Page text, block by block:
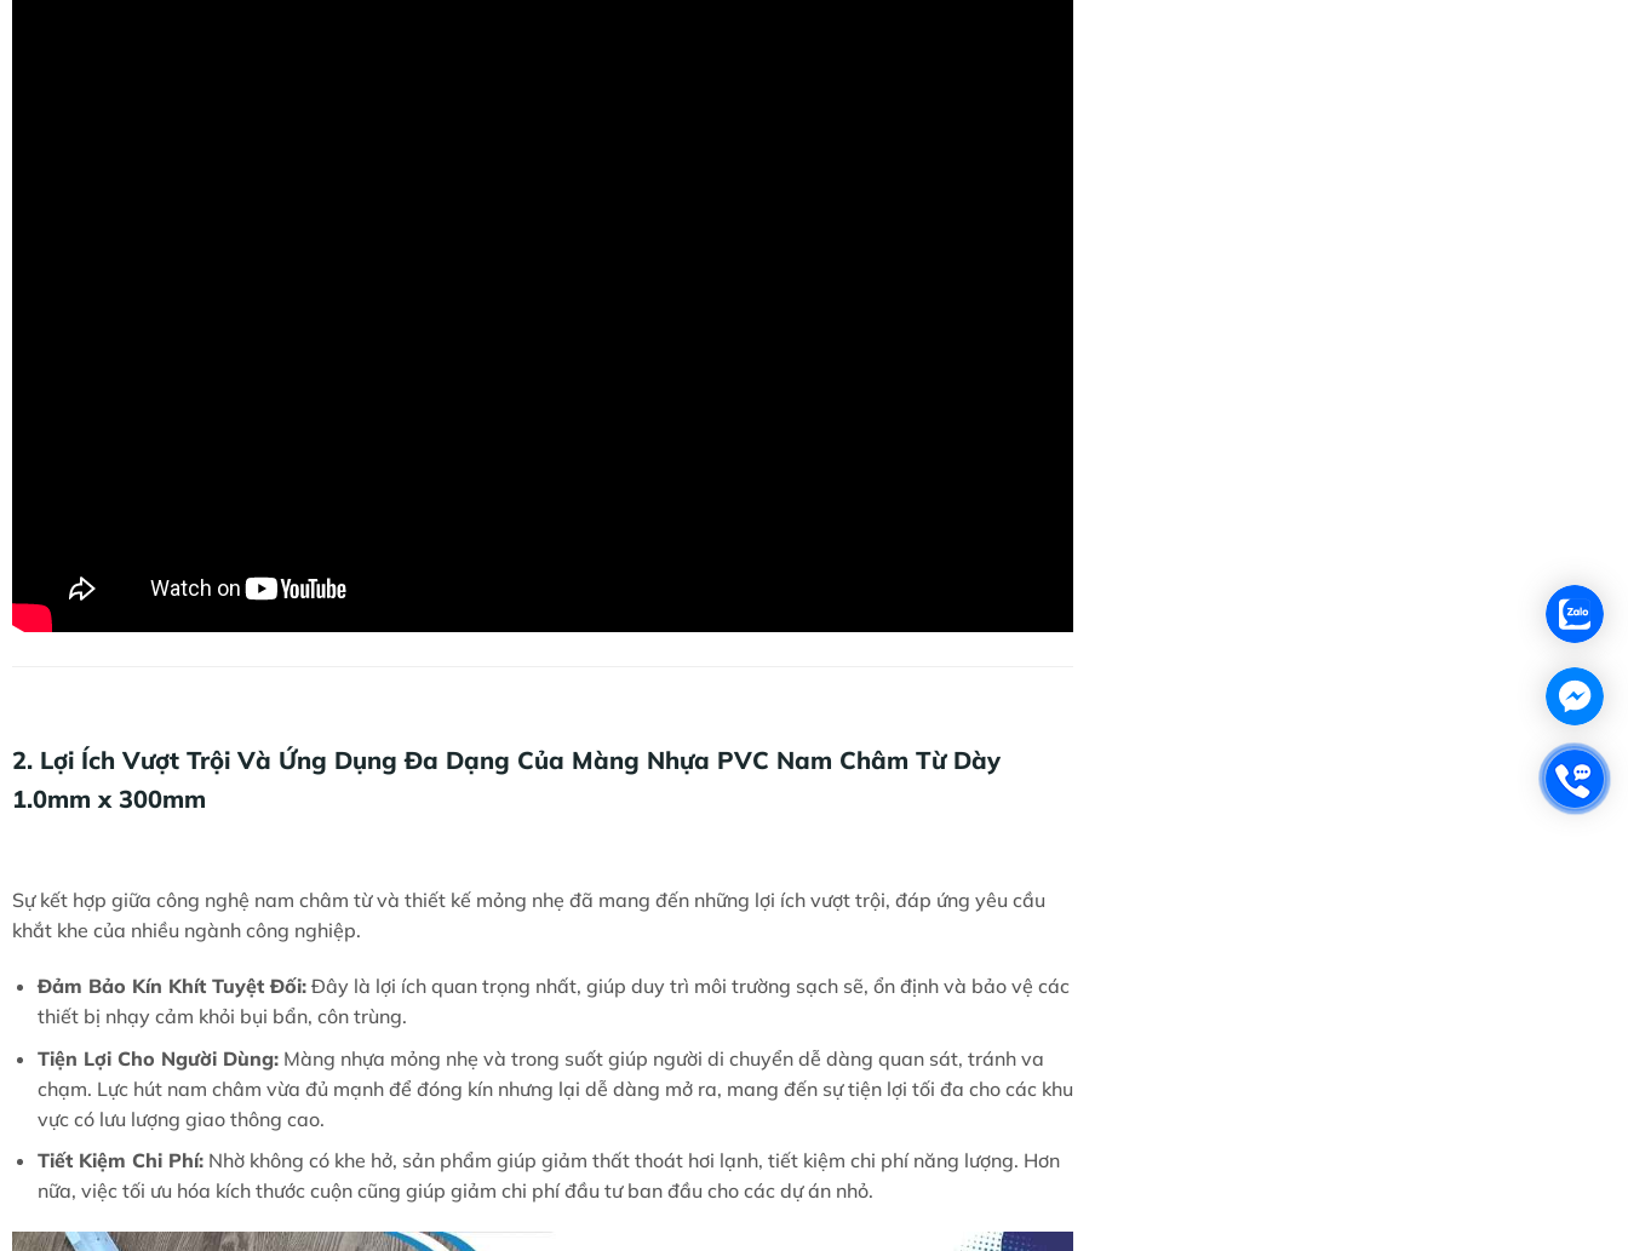
2. Lợi Ích Vượt Trội Và Ứng Dụng Đa Dạng Của Màng Nhựa PVC Nam Châm Từ Dày
1.0mm x 300mm
Sự kết hợp giữa công nghệ nam châm từ và thiết kế mỏng nhẹ đã mang đến những lợi ích vượt trội, đáp ứng yêu cầu
khắt khe của nhiều ngành công nghiệp.
Đảm Bảo Kín Khít Tuyệt Đối:Đây là lợi ích quan trọng nhất, giúp duy trì môi trường sạch sẽ, ổn định và bảo vệ các
thiết bị nhạy cảm khỏi bụi bẩn, côn trùng.
Tiện Lợi Cho Người Dùng:Màng nhựa mỏng nhẹ và trong suốt giúp người di chuyển dễ dàng quan sát, tránh va
chạm. Lực hút nam châm vừa đủ mạnh để đóng kín nhưng lại dễ dàng mở ra, mang đến sự tiện lợi tối đa cho các khu
vực có lưu lượng giao thông cao.
Tiết Kiệm Chi Phí:Nhờ không có khe hở, sản phẩm giúp giảm thất thoát hơi lạnh, tiết kiệm chi phí năng lượng. Hơn
nữa, việc tối ưu hóa kích thước cuộn cũng giúp giảm chi phí đầu tư ban đầu cho các dự án nhỏ.